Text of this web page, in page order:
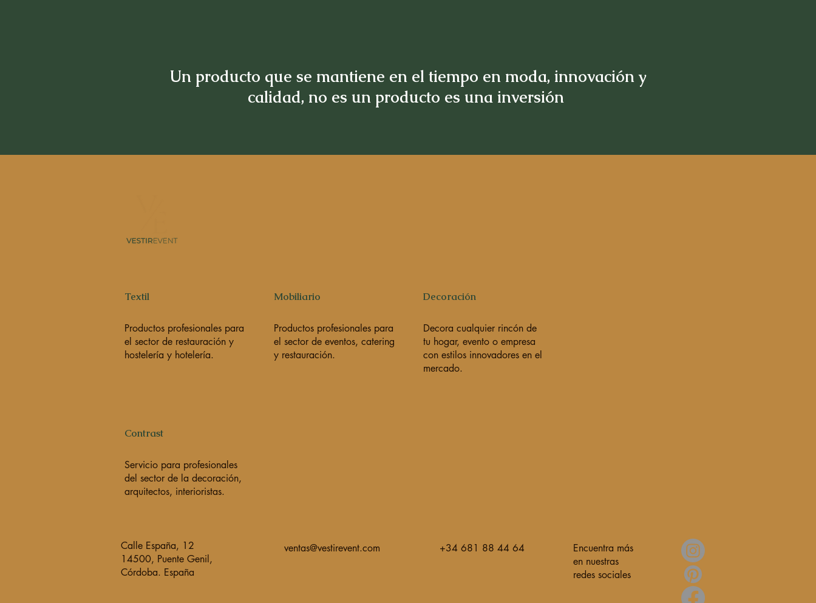
Un producto que se mantiene en el tiempo en moda, innovación y
calidad, no es un producto es una inversión
Textil
Productos profesionales para
el sector de restauración y
hostelería y hotelería.
Mobiliario
Productos profesionales para
el sector de eventos, catering
y restauración.
Decoración
Decora cualquier rincón de
tu hogar, evento o empresa
con estilos innovadores en el
mercado.
Contrast
Servicio para profesionales
del sector de la decoración,
arquitectos, interioristas.
Calle España, 12
14500, Puente Genil,
Córdoba. España
ventas@vestirevent.com +34 681 88 44 64
Encuentra más
en nuestras
redes sociales